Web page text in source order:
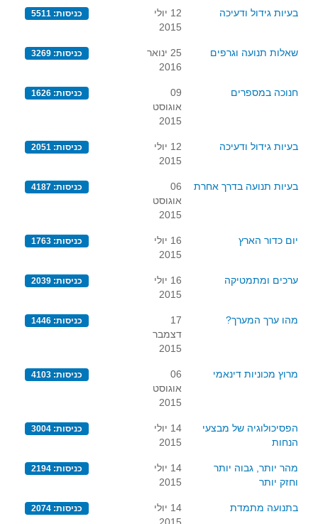
בעיות גידול ודעיכה
12 יולי
2015
כניסות: 5511
שאלות תנועה וגרפים
25 ינואר
2016
כניסות: 3269
חנוכה במספרים
09
אוגוסט
2015
כניסות: 1626
בעיות גידול ודעיכה
12 יולי
2015
כניסות: 2051
בעיות תנועה בדרך אחרת
06
אוגוסט
2015
כניסות: 4187
יום כדור הארץ
16 יולי
2015
כניסות: 1763
ערכים ומתמטיקה
16 יולי
2015
כניסות: 2039
מהו ערך המערך?
17
דצמבר
2015
כניסות: 1446
מרוץ מכוניות דינאמי
06
אוגוסט
2015
כניסות: 4103
הפסיכולוגיה של מבצעי
הנחות
14 יולי
2015
כניסות: 3004
מהר יותר, גבוה יותר
וחזק יותר
14 יולי
2015
כניסות: 2194
בתנועה מתמדת
14 יולי
2015
כניסות: 2074